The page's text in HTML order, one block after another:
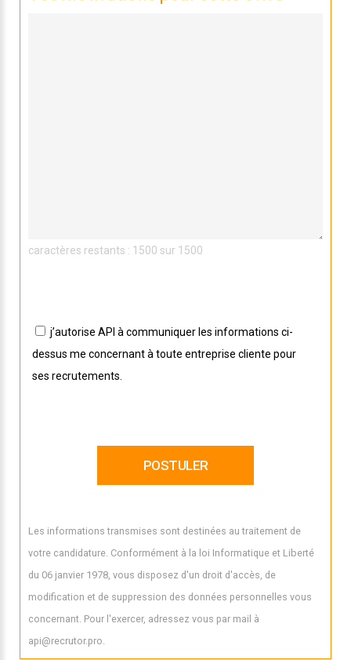
caractères restants : 1500 sur 1500
j’autorise API à communiquer les informations ci-
dessus me concernant à toute entreprise cliente pour
ses recrutements.
Les informations transmises sont destinées au traitement de
votre candidature. Conformément à la loi Informatique et Liberté
du 06 janvier 1978, vous disposez d'un droit d'accès, de
modification et de suppression des données personnelles vous
concernant. Pour l'exercer, adressez vous par mail à
api@recrutor.pro.